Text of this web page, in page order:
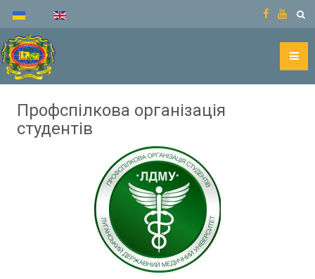
Профспілкова організація
студентів